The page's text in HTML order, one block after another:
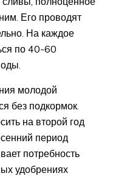
Его проводят
На каждое
по 40-60
молодой
без подкормок.
на второй год
период
потребность
удобрениях